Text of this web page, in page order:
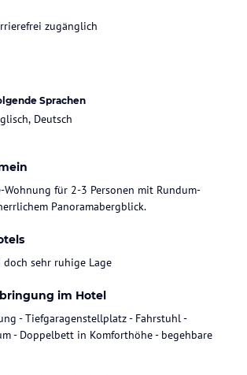
zugänglich
Sprachen
Deutsch
Wohnung für 2-3 Personen mit Rundum-
Panoramabergblick.
sehr ruhige Lage
im Hotel
- Tiefgaragenstellplatz - Fahrstuhl -
- Doppelbett in Komforthöhe - begehbare